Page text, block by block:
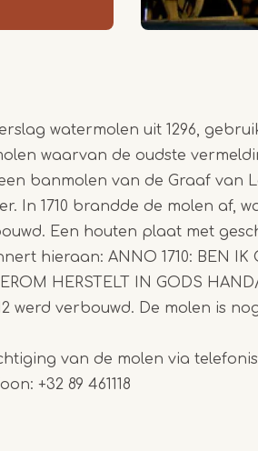
watermolen uit 1296,
waarvan de oudste
banmolen van de Graaf van
In 1710 brandde de molen af,
Een houten plaat met
hieraan: ANNO 1710: BEN IK
HERSTELT IN GODS
werd verbouwd. De molen is
van de molen via
+32 89 461118